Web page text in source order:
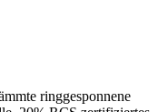
ringgesponnene